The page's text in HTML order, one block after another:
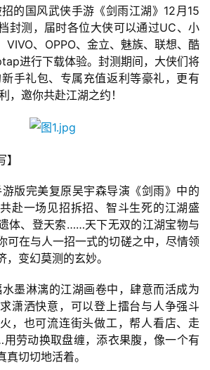
的国风武侠手游《剑雨江湖》12月15
封测，届时各位大侠可以通过UC、小
VIVO、OPPO、金立、魅族、联想、酷
进行下载体验。封测期间，大侠们将
手礼包、专属充值返利等豪礼，更有
，邀你共赴江湖之约！
版完美复原吴宇森导演《剑雨》中的
赴一场见招拆招、智斗生死的江湖盛
体、登天索……天下无双的江湖宝物与
可在与人一招一式的切磋之中，尽情领
变幻莫测的玄妙。
墨淋漓的江湖画卷中，肆意而活成为
潇洒快意，可以登上擂台与人争强斗
，也可流连街头做工，帮人看店、走
劳动换取盘缠，添衣果腹，像一个有
切切地活着。